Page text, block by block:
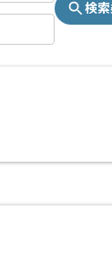
検